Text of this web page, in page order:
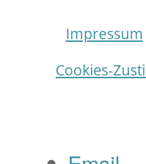
Impressum
Cookies-